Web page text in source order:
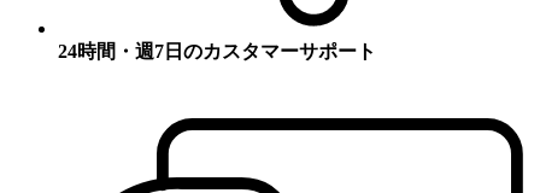
24時間・週7日のカスタマーサポート